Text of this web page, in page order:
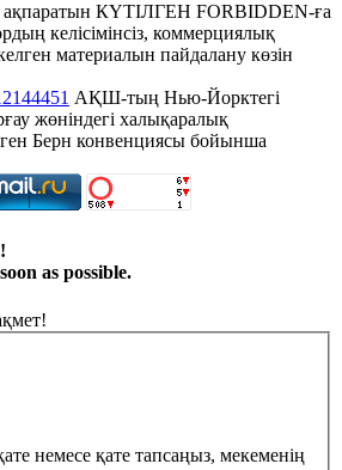
ақпаратын КҮТІЛГЕН FORBIDDEN-ға
келісімінсіз, коммерциялық
материалын пайдалану көзін
АҚШ-тың Нью-Йорктегі
жөніндегі халықаралық
Берн конвенциясы бойынша
as possible.
немесе қате тапсаңыз, мекеменің